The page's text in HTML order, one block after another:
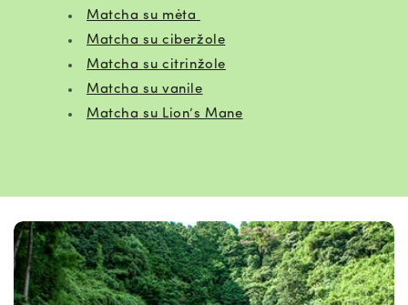
Matchasu mėta
Matchasu ciberžole
Matchasu citrinžole
Matcha su vanile
Matcha su Lion’s Mane